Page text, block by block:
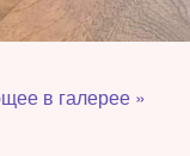
в галерее »